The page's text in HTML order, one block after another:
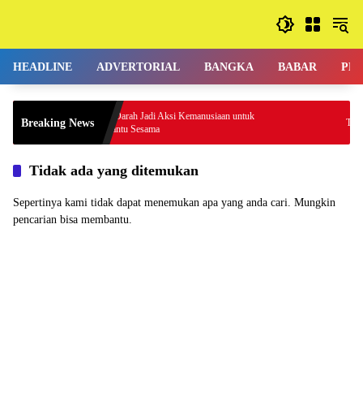
HEADLINE ADVERTORIAL BANGKA BABAR
Breaking News
Donor Darah Jadi Aksi Kemanusiaan untuk
Membantu Sesama
Tiga
Tidak ada yang ditemukan
Sepertinya kami tidak dapat menemukan apa yang anda cari. Mungkin
pencarian bisa membantu.